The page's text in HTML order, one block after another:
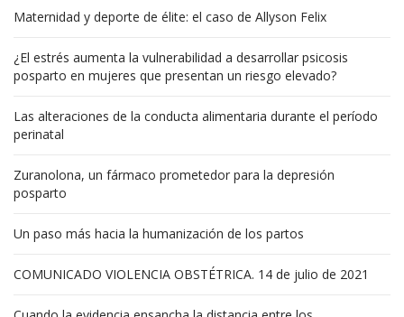
Maternidad y deporte de élite: el caso de Allyson Felix
¿El estrés aumenta la vulnerabilidad a desarrollar psicosis
posparto en mujeres que presentan un riesgo elevado?
Las alteraciones de la conducta alimentaria durante el período
perinatal
Zuranolona, un fármaco prometedor para la depresión
posparto
Un paso más hacia la humanización de los partos
COMUNICADO VIOLENCIA OBSTÉTRICA. 14 de julio de 2021